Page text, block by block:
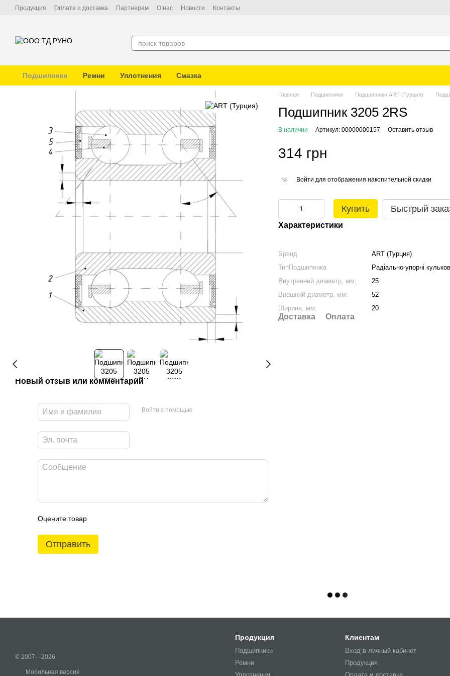
Перейти к основному контенту
Продукция Оплата и доставка Партнерам О нас Новости Контакты
Подшипники Ремни Уплотнения Смазка
Новый отзыв или комментарий
Войти с помощью
Оцените товар
Отправить
Главная Подшипники Подшипники ART (Турция)
Подшипник 3205 2RS
В наличии Артикул: 00000000157 Оставить отзыв
314 грн
% Войти для отображения накопительной скидки
Купить Быстрый
Характеристики
Бренд
ART (Турция)
ТипПодшипника
Радіально-упорні
Внутренний диаметр, мм:
25
Внешний диаметр, мм:
52
Ширина, мм:
20
Доставка Оплата
© 2007—2026
Мобильная версия
Продукция
Подшипники
Ремни
Клиентам
Вход в личный кабинет
Продукция